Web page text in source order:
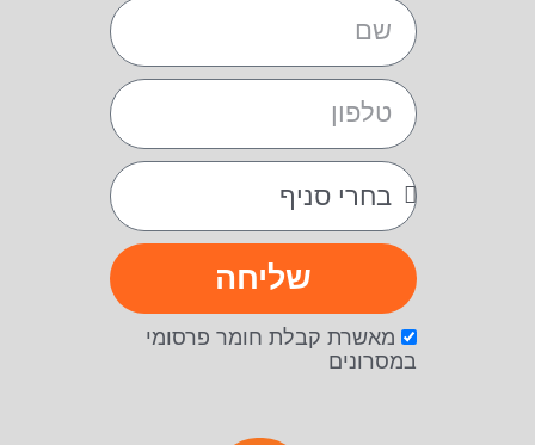
מאשרת קבלת חומר פרסומי
במסרונים
שליחה